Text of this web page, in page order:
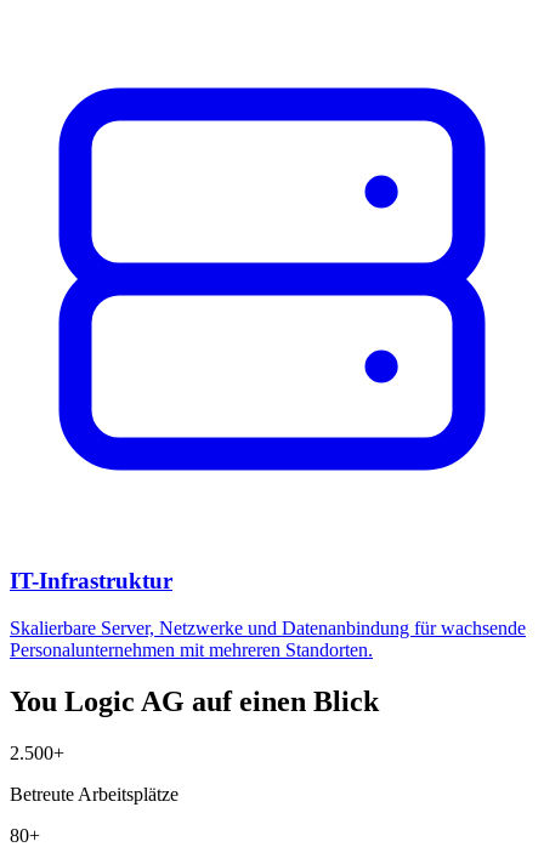
IT-Infrastruktur
Skalierbare Server, Netzwerke und Datenanbindung für wachsende
Personalunternehmen mit mehreren Standorten.
You Logic AG auf einen Blick
2.500+
Betreute Arbeitsplätze
80+